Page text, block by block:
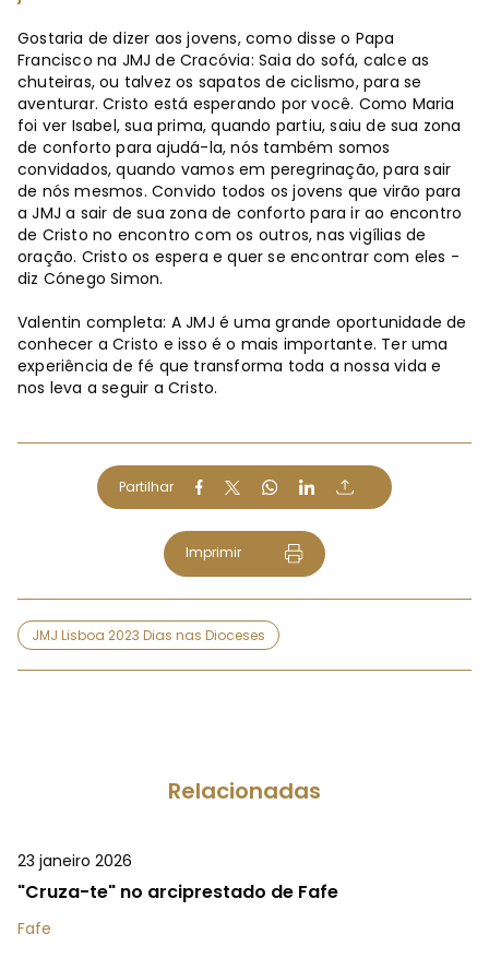
Gostaria de dizer aos jovens, como disse o Papa
Francisco na JMJ de Cracóvia: Saia do sofá, calce as
chuteiras, ou talvez os sapatos de ciclismo, para se
aventurar. Cristo está esperando por você. Como Maria
foi ver Isabel, sua prima, quando partiu, saiu de sua zona
de conforto para ajudá-la, nós também somos
convidados, quando vamos em peregrinação, para sair
de nós mesmos. Convido todos os jovens que virão para
a JMJ a sair de sua zona de conforto para ir ao encontro
de Cristo no encontro com os outros, nas vigílias de
oração. Cristo os espera e quer se encontrar com eles -
diz Cónego Simon.
Valentin completa: A JMJ é uma grande oportunidade de
conhecer a Cristo e isso é o mais importante. Ter uma
experiência de fé que transforma toda a nossa vida e
nos leva a seguir a Cristo.
Partilhar
Imprimir
JMJ Lisboa 2023 Dias nas Dioceses
Relacionadas
23 janeiro 2026
"Cruza-te" no arciprestado de Fafe
Fafe